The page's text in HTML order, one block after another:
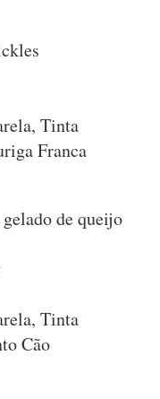
Tinta
Franca
de queijo
Tinta
Cão